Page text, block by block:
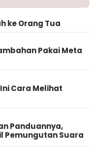
ke Orang Tua
Pakai Meta
Cara Melihat
Panduannya,
Pemungutan Suara